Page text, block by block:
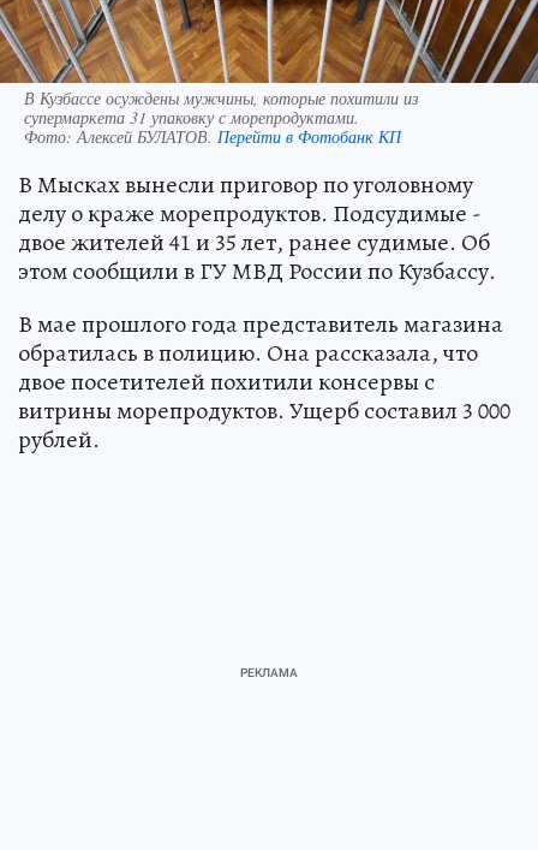
В Кузбассе осуждены мужчины, которые похитили из
супермаркета 31 упаковку с морепродуктами.
Фото:Алексей БУЛАТОВ. Перейти в Фотобанк КП
В Мысках вынесли приговор по уголовному
делу о краже морепродуктов. Подсудимые -
двое жителей 41 и 35 лет, ранее судимые. Об
этом сообщили в ГУ МВД России по Кузбассу.
В мае прошлого года представитель магазина
обратилась в полицию. Она рассказала, что
двое посетителей похитили консервы с
витрины морепродуктов. Ущерб составил 3 000
рублей.